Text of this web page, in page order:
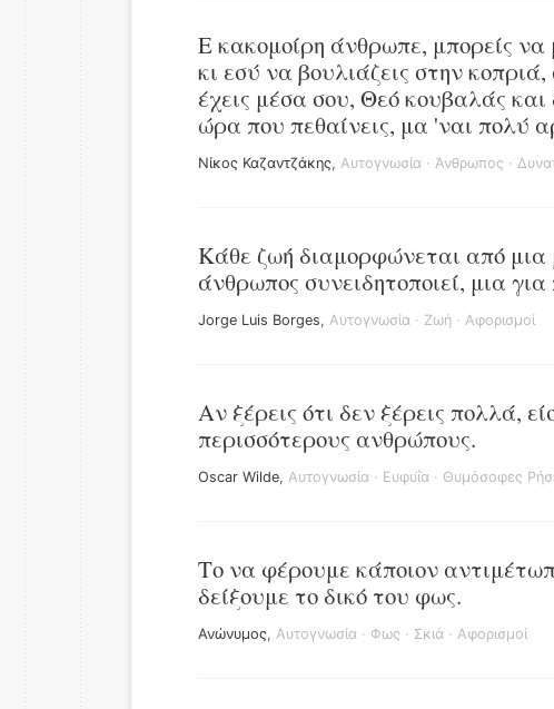
Ε κακομοίρη άνθρωπε, μπορείς
κι εσύ να βουλιάζεις στην
έχεις μέσα σου, Θεό κουβαλάς
ώρα που πεθαίνεις, μα 'ναι πολύ
Νίκος Καζαντζάκης, Αυτογνωσία · Άνθρωπος ·
Κάθε ζωή διαμορφώνεται από μια
άνθρωπος συνειδητοποιεί, μια
Jorge Luis Borges, Αυτογνωσία · Ζωή · Αφορισμοί
Αν ξέρεις ότι δεν ξέρεις πολλά,
περισσότερους ανθρώπους.
Oscar Wilde, Αυτογνωσία · Ευφυΐα · Θυμόσοφες
Το να φέρουμε κάποιον
δείξουμε το δικό του φως.
Ανώνυμος, Αυτογνωσία · Φως · Σκιά · Αφορισμοί